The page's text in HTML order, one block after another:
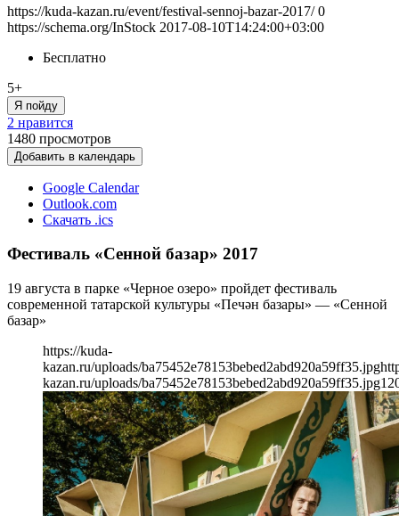
https://kuda-kazan.ru/event/festival-sennoj-bazar-2017/ 0
https://schema.org/InStock 2017-08-10T14:24:00+03:00
Бесплатно
5+
Я пойду
2 нравится
1480 просмотров
Добавить в календарь
Google Calendar
Outlook.com
Скачать .ics
Фестиваль «Сенной базар» 2017
19 августа в парке «Черное озеро» пройдет фестиваль
современной татарской культуры «Печән базары» — «Сенной
базар»
https://kuda-
kazan.ru/uploads/ba75452e78153bebed2abd920a59ff35.jpg
kazan.ru/uploads/ba75452e78153bebed2abd920a59ff35.jpg